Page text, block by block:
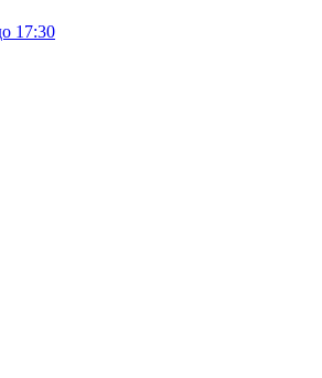
17:30